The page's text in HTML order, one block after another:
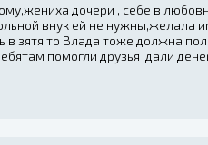
дочери , себе в
внук ей не нужны,желала
в зятя,то Влада тоже должна
помогли друзья ,дали